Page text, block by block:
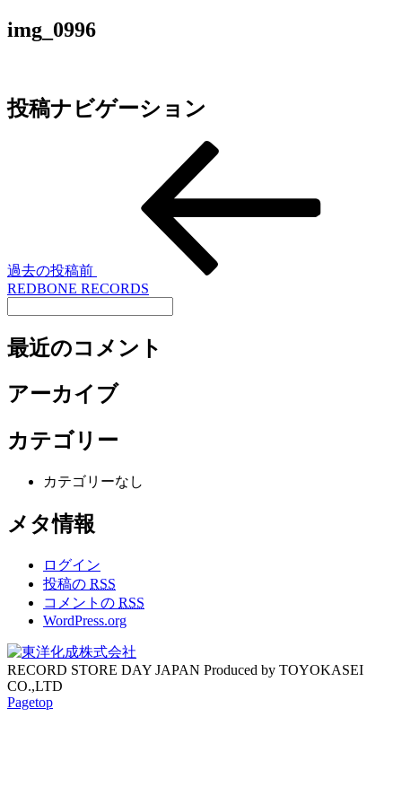
img_0996
投稿ナビゲーション
過去の投稿前
REDBONE RECORDS
最近のコメント
アーカイブ
カテゴリー
カテゴリーなし
メタ情報
ログイン
投稿の RSS
コメントの RSS
WordPress.org
RECORD STORE DAY JAPAN Produced by TOYOKASEI
CO.,LTD
Pagetop